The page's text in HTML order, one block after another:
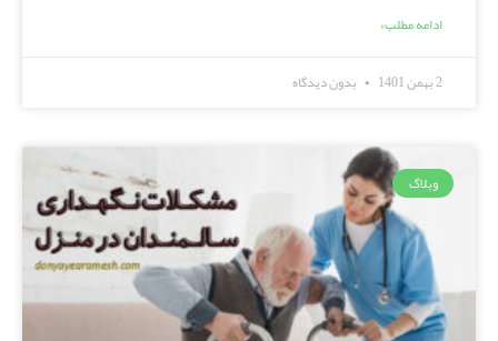
ادامه مطلب»
2 بهمن 1401 بدون دیدگاه
وبلاگ